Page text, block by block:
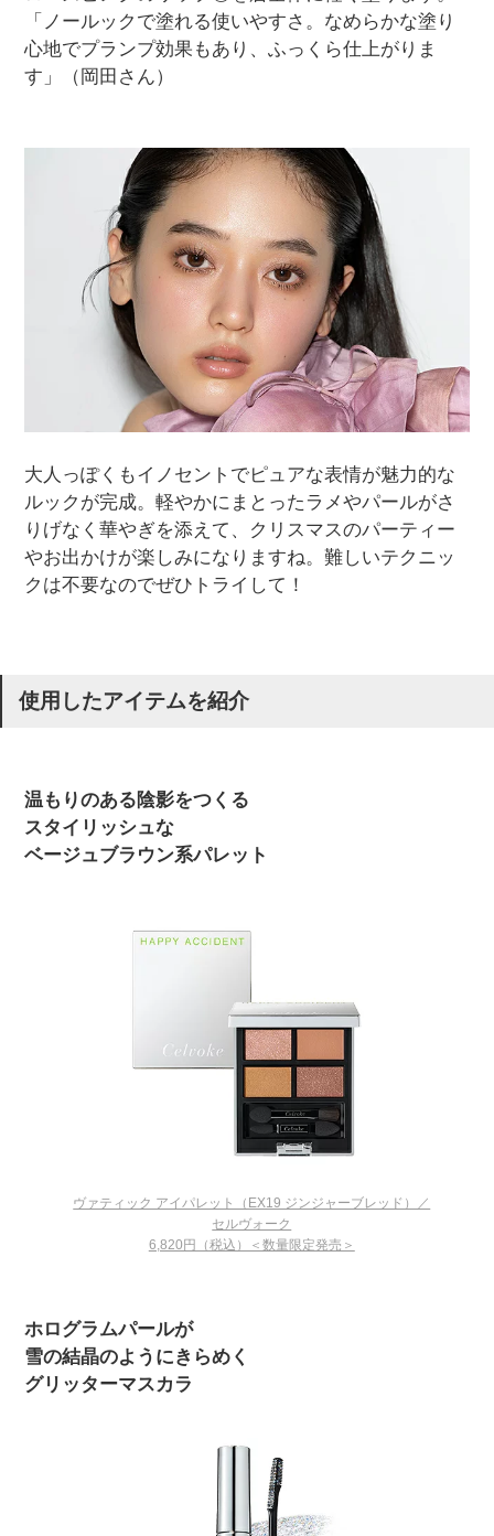
「ノールックで塗れる使いやすさ。なめらかな塗り
心地でプランプ効果もあり、ふっくら仕上がりま
す」（岡田さん）
大人っぽくもイノセントでピュアな表情が魅力的な
ルックが完成。軽やかにまとったラメやパールがさ
りげなく華やぎを添えて、クリスマスのパーティー
やお出かけが楽しみになりますね。難しいテクニッ
クは不要なのでぜひトライして！
使用したアイテムを紹介
温もりのある陰影をつくる
スタイリッシュな
ベージュブラウン系パレット
ヴァティック アイパレット（EX19 ジンジャーブレッド）／
セルヴォーク
6,820円（税込）＜数量限定発売＞
ホログラムパールが
雪の結晶のようにきらめく
グリッターマスカラ